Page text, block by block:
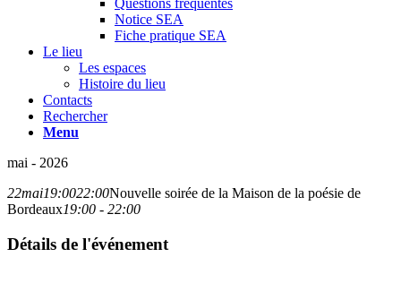
Questions fréquentes
Notice SEA
Fiche pratique SEA
Le lieu
Les espaces
Histoire du lieu
Contacts
Rechercher
Menu
mai - 2026
22mai19:0022:00Nouvelle soirée de la Maison de la poésie de
Bordeaux19:00 - 22:00
Détails de l'événement